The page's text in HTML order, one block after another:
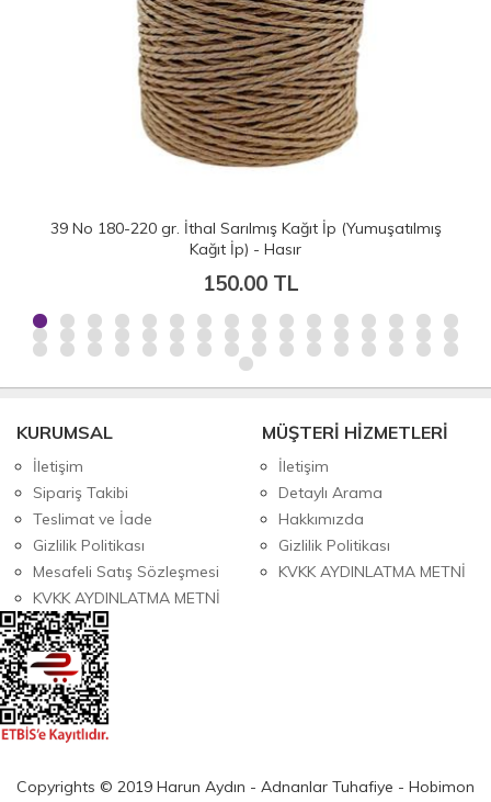
39 (C) No 180-220 gr. İthal Sarılmış Kağıt İp (Yumuşatılmış
Kağıt İp) - Açık Doğal Renk
150.00 TL
KURUMSAL
İletişim
Sipariş Takibi
Teslimat ve İade
Gizlilik Politikası
Mesafeli Satış Sözleşmesi
KVKK AYDINLATMA METNİ
MÜŞTERİ HİZMETLERİ
İletişim
Detaylı Arama
Hakkımızda
Gizlilik Politikası
KVKK AYDINLATMA METNİ
Copyrights © 2019 Harun Aydın - Adnanlar Tuhafiye - Hobimon